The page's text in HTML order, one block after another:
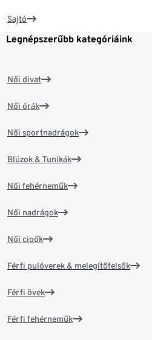
Sajtó
Legnépszerűbb kategóriáink
Női divat
Női órák
Női sportnadrágok
Blúzok & Tunikák
Női fehérneműk
Női nadrágok
Női cipők
Férfi pulóverek & melegítőfelsők
Férfi övek
Férfi fehérneműk